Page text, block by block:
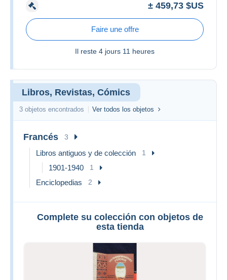
± 459,73 $US
Faire une offre
Il reste 4 jours 11 heures
Libros, Revistas, Cómics
3 objetos encontrados Ver todos los objetos
Francés 3
Libros antiguos y de colección 1
1901-1940 1
Enciclopedias 2
Complete su colección con objetos de
esta tienda